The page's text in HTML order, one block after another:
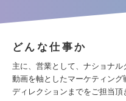
どんな仕事か
主に、営業として、ナショナル
動画を軸としたマーケティング
ディレクションまでをご担当頂